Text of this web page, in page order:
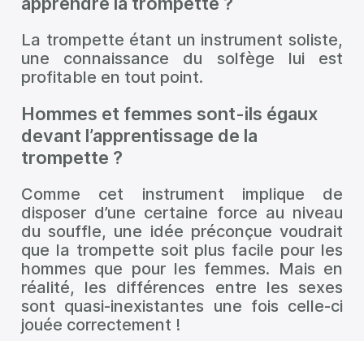
La trompette étant un instrument soliste,
une connaissance du solfège lui est
profitable en tout point.
Hommes et femmes sont-ils égaux
devant l’apprentissage de la
trompette ?
Comme cet instrument implique de
disposer d’une certaine force au niveau
du souffle, une idée préconçue voudrait
que la trompette soit plus facile pour les
hommes que pour les femmes. Mais en
réalité, les différences entre les sexes
sont quasi-inexistantes une fois celle-ci
jouée correctement !